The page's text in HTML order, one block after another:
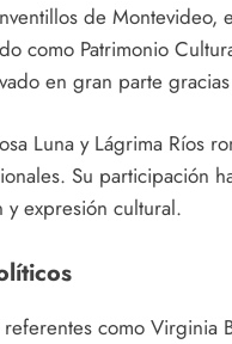
de Montevideo,
como Patrimonio
en gran parte
Luna y Lágrima Ríos
Su participación
expresión cultural.
como